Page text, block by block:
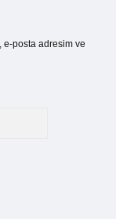
e-posta adresim ve